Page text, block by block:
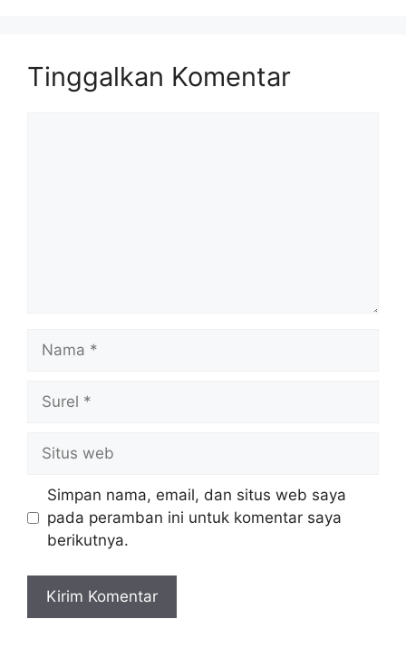
Tinggalkan Komentar
Nama
Surel
Situs
web
Simpan nama, email, dan situs web saya
pada peramban ini untuk komentar saya
berikutnya.